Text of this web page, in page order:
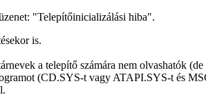
"Telepítőinicializálási hiba".
is.
a telepítő számára nem olvashatók (de
(CD.SYS-t vagy ATAPI.SYS-t és